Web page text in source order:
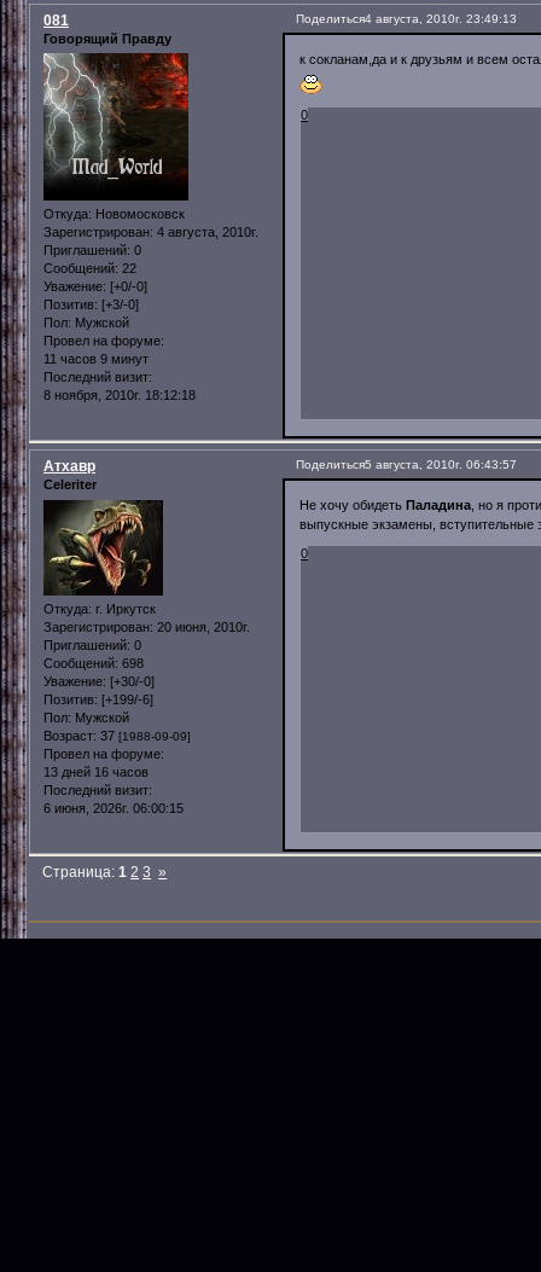
Поделиться4 августа, 2010г. 23:49:13
081
Говорящий Правду
Откуда: Новомосковск
Зарегистрирован: 4 августа, 2010г.
Приглашений: 0
Сообщений: 22
Уважение: [+0/-0]
Позитив: [+3/-0]
Пол: Мужской
Провел на форуме:
11 часов 9 минут
Последний визит:
8 ноября, 2010г. 18:12:18
к сокланам,да и к друзьям и всем
0
Поделиться5 августа, 2010г. 06:43:57
Атхавр
Celeriter
Откуда: г. Иркутск
Зарегистрирован: 20 июня, 2010г.
Приглашений: 0
Сообщений: 698
Уважение: [+30/-0]
Позитив: [+199/-6]
Пол: Мужской
Возраст: 37 [1988-09-09]
Провел на форуме:
13 дней 16 часов
Последний визит:
6 июня, 2026г. 06:00:15
Не хочу обидеть Паладина , но я
выпускные экзамены,
0
Страница:1 2 3 »